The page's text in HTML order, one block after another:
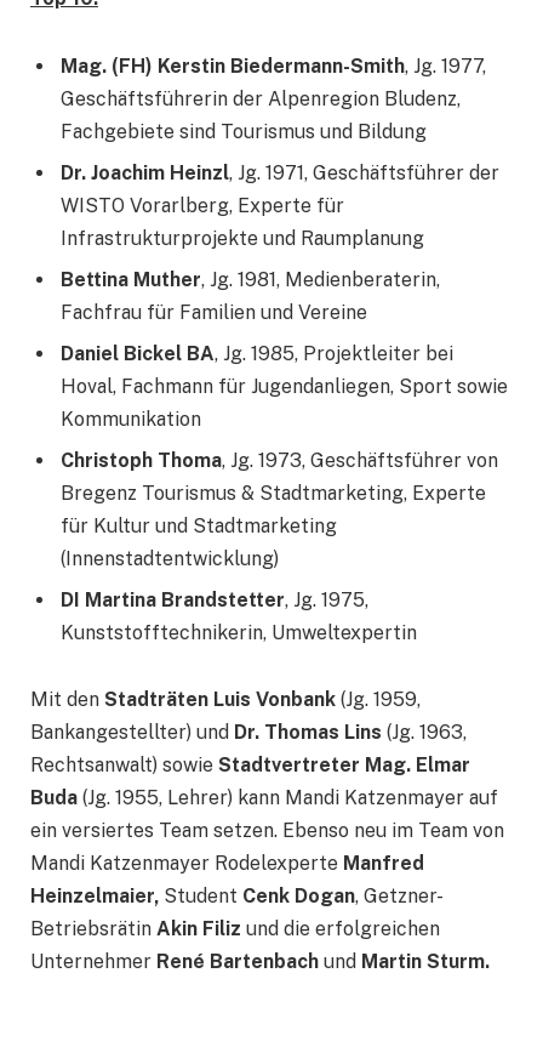
Mag. (FH) Kerstin Biedermann-Smith, Jg. 1977,
Geschäftsführerin der Alpenregion Bludenz,
Fachgebiete sind Tourismus und Bildung
Dr. Joachim Heinzl, Jg. 1971, Geschäftsführer der
WISTO Vorarlberg, Experte für
Infrastrukturprojekte und Raumplanung
Bettina Muther, Jg. 1981, Medienberaterin,
Fachfrau für Familien und Vereine
Daniel Bickel BA, Jg. 1985, Projektleiter bei
Hoval, Fachmann für Jugendanliegen, Sport sowie
Kommunikation
Christoph Thoma, Jg. 1973, Geschäftsführer von
Bregenz Tourismus & Stadtmarketing, Experte
für Kultur und Stadtmarketing
(Innenstadtentwicklung)
DI Martina Brandstetter, Jg. 1975,
Kunststofftechnikerin, Umweltexpertin
Mit den Stadträten Luis Vonbank (Jg. 1959,
Bankangestellter) und Dr. Thomas Lins (Jg. 1963,
Rechtsanwalt) sowie Stadtvertreter Mag. Elmar
Buda (Jg. 1955, Lehrer) kann Mandi Katzenmayer auf
ein versiertes Team setzen. Ebenso neu im Team von
Mandi Katzenmayer Rodelexperte Manfred
Heinzelmaier, Student Cenk Dogan, Getzner-
Betriebsrätin Akin Filiz und die erfolgreichen
Unternehmer René Bartenbach und Martin Sturm.